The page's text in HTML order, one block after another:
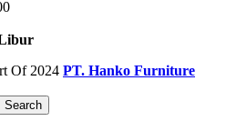
Of 2024 PT. Hanko Furniture
Search